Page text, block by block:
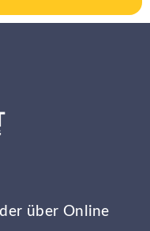
über Online